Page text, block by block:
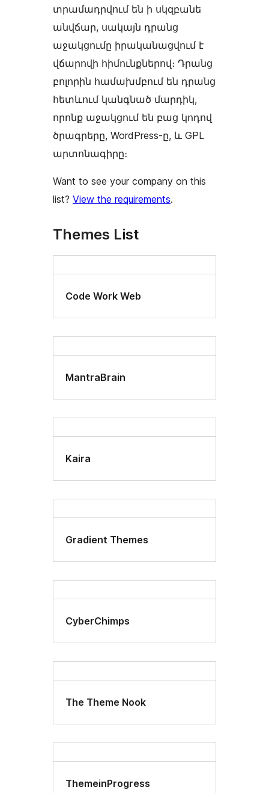
տրամադրվում են ի սկզբանե
անվճար, սակայն դրանց
աջակցումը իրականացվում է
վճարովի հիմունքներով։ Դրանց
բոլորին համախմբում են դրանց
հետևում կանգնած մարդիկ,
որոնք աջակցում են բաց կոդով
ծրագրերը, WordPress-ը, և GPL
արտոնագիրը։
Want to see your company on this
list? View the requirements.
Themes List
Code Work Web
MantraBrain
Kaira
Gradient Themes
CyberChimps
The Theme Nook
ThemeinProgress